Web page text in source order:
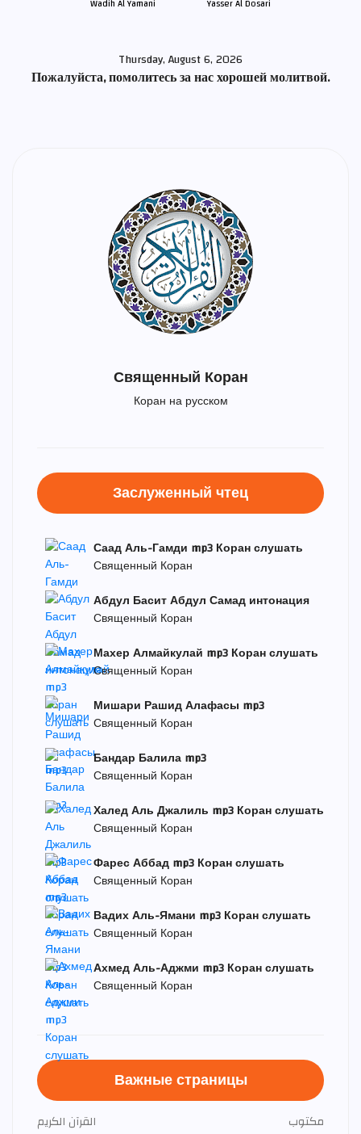
Wadih Al Yamani Yasser Al Dosari
Thursday, August 6, 2026
Пожалуйста, помолитесь за нас хорошей молитвой.
Священный Коран
Коран на русском
Заслуженный чтец
Саад Аль-Гамди mp3 Коран слушать
Священный Коран
Абдул Басит Абдул Самад интонация
Священный Коран
Махер Алмайкулай mp3 Коран слушать
Священный Коран
Мишари Рашид Алафасы mp3
Священный Коран
Бандар Балила mp3
Священный Коран
Халед Аль Джалиль mp3 Коран слушать
Священный Коран
Фарес Аббад mp3 Коран слушать
Священный Коран
Вадих Аль-Ямани mp3 Коран слушать
Священный Коран
Ахмед Аль-Аджми mp3 Коран слушать
Священный Коран
Важные страницы
القرآن الكريم
مكتوب